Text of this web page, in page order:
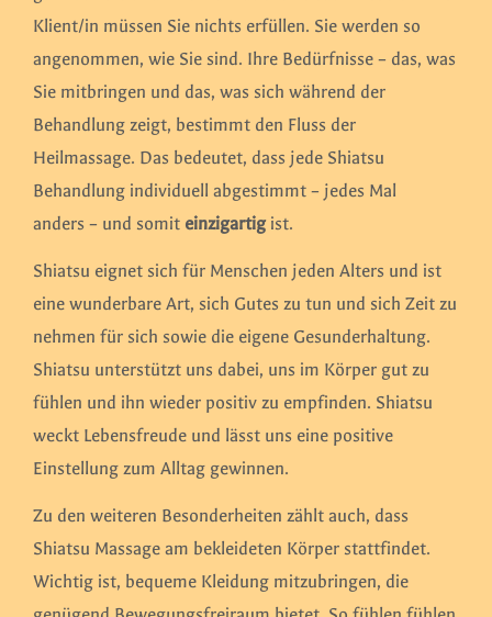
Klient/in müssen Sie nichts erfüllen. Sie werden so
angenommen, wie Sie sind. Ihre Bedürfnisse – das, was
Sie mitbringen und das, was sich während der
Behandlung zeigt, bestimmt den Fluss der
Heilmassage. Das bedeutet, dass jede Shiatsu
Behandlung individuell abgestimmt – jedes Mal
anders – und somit einzigartigist.
Shiatsu eignet sich für Menschen jeden Alters und ist
eine wunderbare Art, sich Gutes zu tun und sich Zeit zu
nehmen für sich sowie die eigene Gesunderhaltung.
Shiatsu unterstützt uns dabei, uns im Körper gut zu
fühlen und ihn wieder positiv zu empfinden. Shiatsu
weckt Lebensfreude und lässt uns eine positive
Einstellung zum Alltag gewinnen.
Zu den weiteren Besonderheiten zählt auch, dass
Shiatsu Massage am bekleideten Körper stattfindet.
Wichtig ist, bequeme Kleidung mitzubringen, die